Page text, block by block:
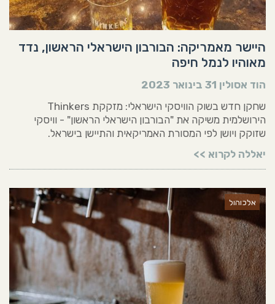
היישר מאמריקה: הבורבון הישראלי הראשון, נדד
מאוהיו לנמל חיפה
הוד אסולין 31 בינואר 2023
שחקן חדש בשוק הוויסקי הישראלי: מזקקת Thinkers
הירושלמית משיקה את "הבורבון הישראלי הראשון" - וויסקי
שזוקק ויושן לפי המסורת האמריקאית והתיישן בישראל.
יאללה לקרוא >>
אלכוהול